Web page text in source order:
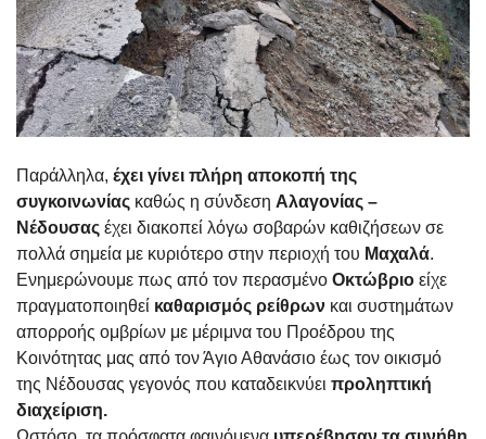
Παράλληλα, έχει γίνει πλήρη αποκοπή της
συγκοινωνίας καθώς η σύνδεση Αλαγονίας –
Νέδουσας έχει διακοπεί λόγω σοβαρών καθιζήσεων σε
πολλά σημεία με κυριότερο στην περιοχή του Μαχαλά.
Ενημερώνουμε πως από τον περασμένο Οκτώβριο είχε
πραγματοποιηθεί καθαρισμός ρείθρων και συστημάτων
απορροής ομβρίων με μέριμνα του Προέδρου της
Κοινότητας μας από τον Άγιο Αθανάσιο έως τον οικισμό
της Νέδουσας γεγονός που καταδεικνύει προληπτική
διαχείριση.